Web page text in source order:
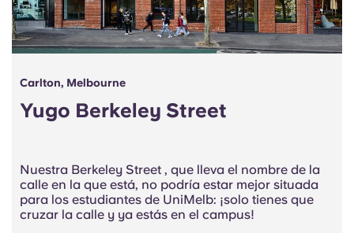
Carlton, Melbourne
Yugo Berkeley Street
Nuestra Berkeley Street , que lleva el nombre de la
calle en la que está, no podría estar mejor situada
para los estudiantes de UniMelb: ¡solo tienes que
cruzar la calle y ya estás en el campus!